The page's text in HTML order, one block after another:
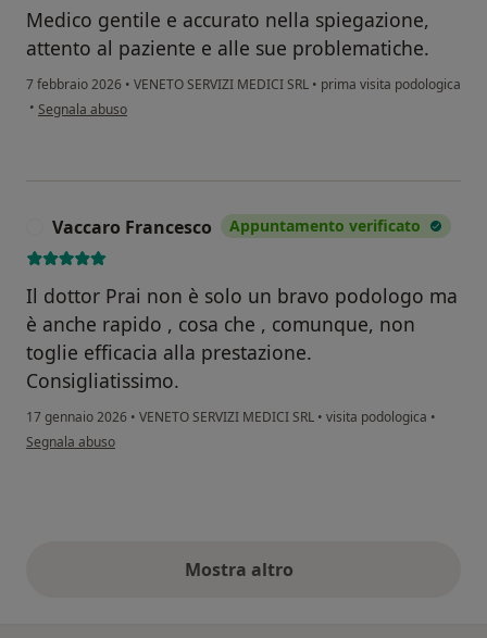
Medico gentile e accurato nella spiegazione,
attento al paziente e alle sue problematiche.
7 febbraio 2026 • VENETO SERVIZI MEDICI SRL • prima visita podologica
• secondo l'opinione dell'utente Iva Ballestrin
Segnala abuso
Vaccaro Francesco Appuntamento verificato
Il dottor Prai non è solo un bravo podologo ma
è anche rapido , cosa che , comunque, non
toglie efficacia alla prestazione.
Consigliatissimo.
17 gennaio 2026 • VENETO SERVIZI MEDICI SRL • visita podologica •
secondo l'opinione dell'utente Vaccaro Francesco
Segnala abuso
Mostra altroopinioni di cui sopra